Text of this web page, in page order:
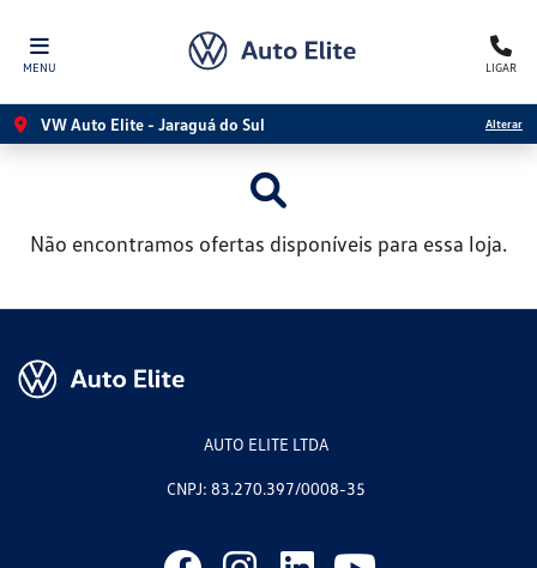
MENU LIGAR
VW Auto Elite - Jaraguá do Sul Alterar
Não encontramos ofertas disponíveis para essa loja.
AUTO ELITE LTDA
CNPJ: 83.270.397/0008-35